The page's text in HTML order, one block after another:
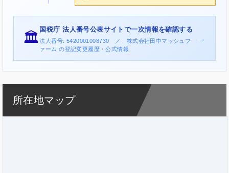
🏛️
国税庁 法人番号公表サイトで一次情報を確認する
法人番号: 5420001008730 ／ 株式会社田中マッシュフ
ァーム の登記変更履歴・公式情報
→
所在地マップ